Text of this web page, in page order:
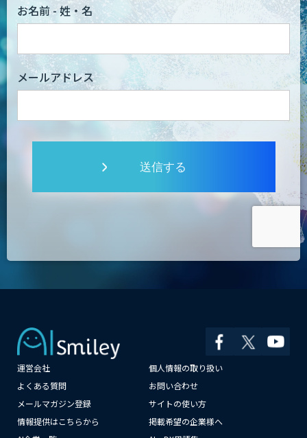
お名前 - 姓・名
メールアドレス
送信する
運営会社
個人情報の取り扱い
よくある質問
お問い合わせ
メールマガジン登録
サイトの使い方
情報提供はこちらから
掲載希望の企業様へ